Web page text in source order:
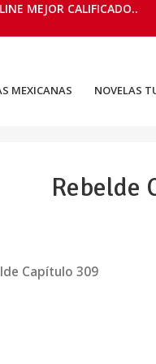
MEJOR CALIFICADO..
MEXICANAS NOVELAS
Rebelde
Capítulo 309